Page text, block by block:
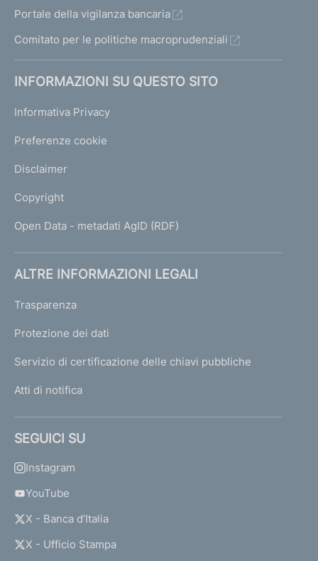
Portale della vigilanza bancaria
Comitato per le politiche macroprudenziali
INFORMAZIONI SU QUESTO SITO
Informativa Privacy
Preferenze cookie
Disclaimer
Copyright
Open Data - metadati AgID (RDF)
ALTRE INFORMAZIONI LEGALI
Trasparenza
Protezione dei dati
Servizio di certificazione delle chiavi pubbliche
Atti di notifica
SEGUICI SU
Instagram
YouTube
X - Banca d’Italia
X - Ufficio Stampa